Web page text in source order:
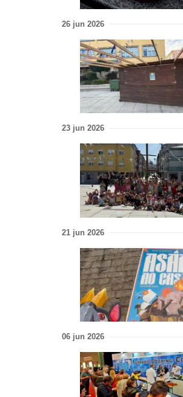
26 jun 2026
23 jun 2026
21 jun 2026
06 jun 2026